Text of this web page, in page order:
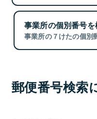
事業所の個別番号を
事業所の７けたの個別
郵便番号検索